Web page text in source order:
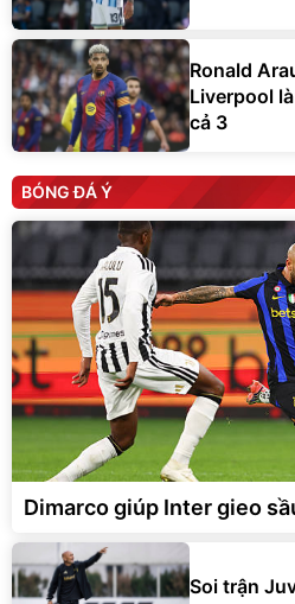
Ronald
Liverpool
cả 3
BÓNG ĐÁ Ý
Dimarco giúp Inter gieo
Soi trận